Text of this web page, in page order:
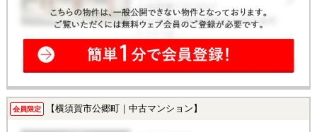
会員限定 【横須賀市公郷町｜中古マンション】